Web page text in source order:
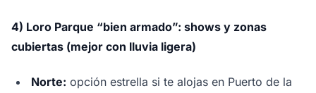
4) Loro Parque “bien armado”: shows y zonas
cubiertas (mejor con lluvia ligera)
Norte: opción estrella si te alojas en Puerto de la